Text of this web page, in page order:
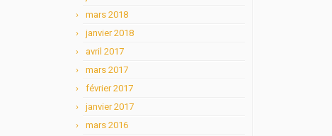
mars 2018
janvier 2018
avril 2017
mars 2017
février 2017
janvier 2017
mars 2016